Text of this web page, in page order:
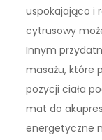
uspokajająco i
cytrusowy
Innym
masażu, które
pozycji ciała
mat do
energetyczne